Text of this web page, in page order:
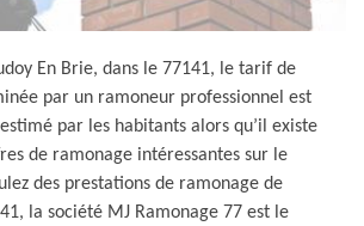
En Brie, dans le 77141, le tarif de
par un ramoneur professionnel est
par les habitants alors qu’il existe
de ramonage intéressantes sur le
des prestations de ramonage de
la société MJ Ramonage 77 est le